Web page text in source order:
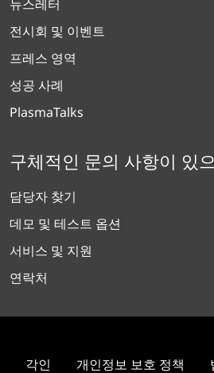
뉴스레터
전시회 및 이벤트
프레스 영역
성공 사례
PlasmaTalks
구체적인 문의 사항이 있
담당자 찾기
데모 및 테스트 옵션
서비스 및 지원
연락처
각인 개인정보 보호 정책